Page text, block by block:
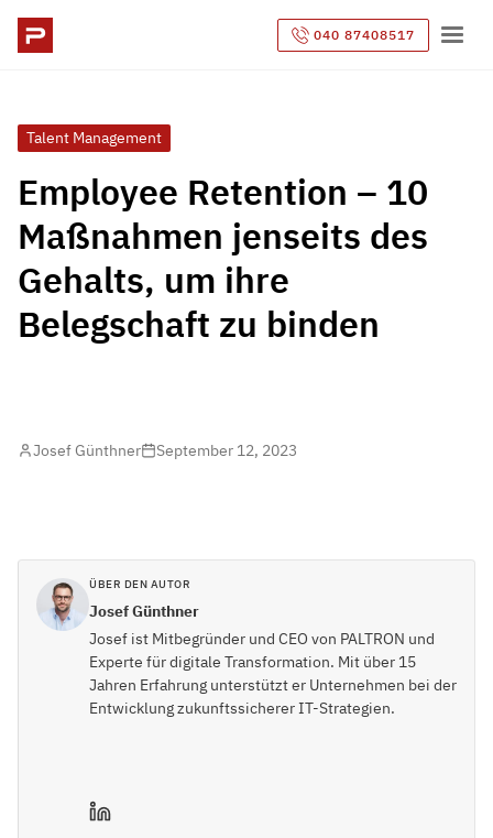
040 87408517
Talent Management
Employee Retention – 10
Maßnahmen jenseits des
Gehalts, um ihre
Belegschaft zu binden
Josef Günthner September 12, 2023
ÜBER DEN AUTOR
Josef Günthner
Josef ist Mitbegründer und CEO von PALTRON und
Experte für digitale Transformation. Mit über 15
Jahren Erfahrung unterstützt er Unternehmen bei der
Entwicklung zukunftssicherer IT-Strategien.